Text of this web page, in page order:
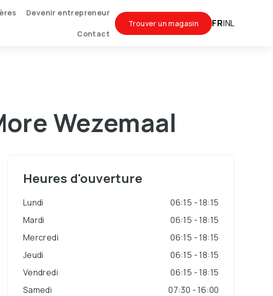
Devenir entrepreneur
Contact
Trouver un magasin FR|NL
Wezemaal
Heures d'ouverture
Lundi
06:15 - 18:15
Mardi
06:15 - 18:15
Mercredi
06:15 - 18:15
Jeudi
06:15 - 18:15
Vendredi
06:15 - 18:15
Samedi
07:30 - 16:00